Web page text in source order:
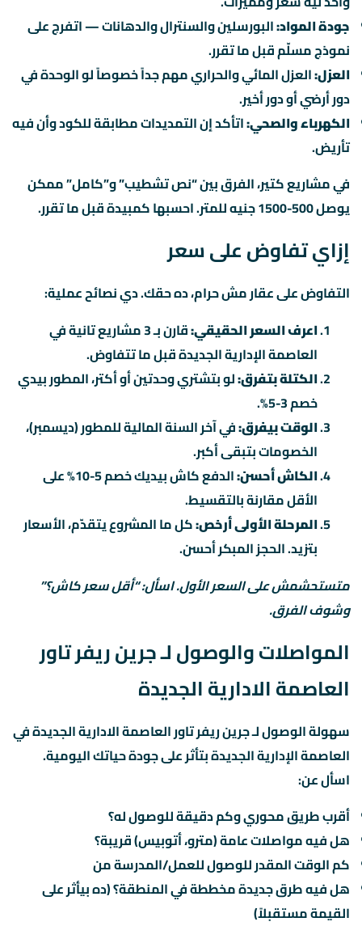
جودة المواد:البورسلين والسنترال والدهانات — اتفرج على
نموذج مسلّم قبل ما تقرر.
العزل:العزل المائي والحراري مهم جداً خصوصاً لو الوحدة في
دور أرضي أو دور أخير.
الكهرباء والصحي:اتأكد إن التمديدات مطابقة للكود وأن فيه
تأريض.
في مشاريع كتير، الفرق بين “نص تشطيب” و”كامل” ممكن
يوصل 500-1500 جنيه للمتر. احسبها كمبيدة قبل ما تقرر.
إزاي تفاوض على سعر
التفاوض على عقار مش حرام، ده حقك. دي نصائح عملية:
اعرف السعر الحقيقي:
قارن بـ 3 مشاريع تانية في
العاصمة الإدارية الجديدة قبل ما تتفاوض.
الكتلة بتفرق:لو بتشتري وحدتين أو أكتر، المطور بيدي
خصم 3-5%.
الوقت بيفرق:في آخر السنة المالية للمطور (ديسمبر)،
الخصومات بتبقى أكبر.
الكاش أحسن:
الدفع كاش بيديك خصم 5-10% على
الأقل مقارنة بالتقسيط.
المرحلة الأولى أرخص:كل ما المشروع يتقدّم، الأسعار
بتزيد. الحجز المبكر أحسن.
متستحشمش على السعر الأول. اسأل: “أقل سعر كاش؟”
وشوف الفرق.
المواصلات والوصول لـ جرين ريفر تاور
العاصمة الادارية الجديدة
سهولة الوصول لـ جرين ريفر تاور العاصمة الادارية الجديدة في
العاصمة الإدارية الجديدة بتأثر على جودة حياتك اليومية.
اسأل عن:
أقرب طريق محوري وكم دقيقة للوصول له؟
هل فيه مواصلات عامة (مترو، أتوبيس) قريبة؟
كم الوقت المقدر للوصول للعمل/المدرسة من
هل فيه طرق جديدة مخططة في المنطقة؟ (ده بيأثر على
القيمة مستقبلاً)